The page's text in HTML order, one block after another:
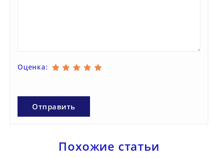
Оценка:
Похожие статьи